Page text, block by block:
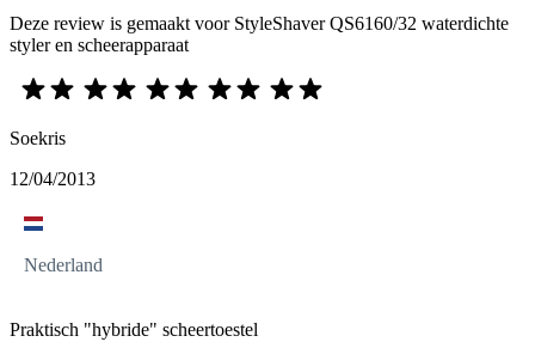
Deze review is gemaakt voor StyleShaver QS6160/32 waterdichte
styler en scheerapparaat
Soekris
12/04/2013
Nederland
Praktisch "hybride" scheertoestel